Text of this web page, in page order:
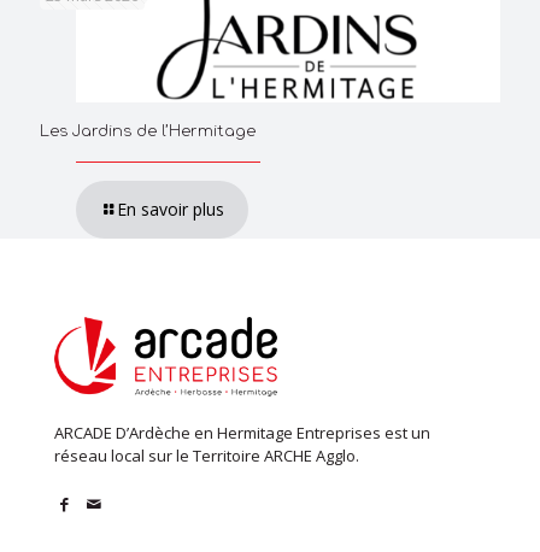
Les Jardins de l’Hermitage
En savoir plus
ARCADE D’Ardèche en Hermitage Entreprises est un
réseau local sur le Territoire ARCHE Agglo.